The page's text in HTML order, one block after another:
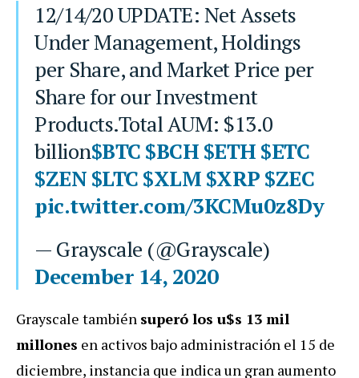
12/14/20 UPDATE: Net Assets
Under Management, Holdings
per Share, and Market Price per
Share for our Investment
Products.Total AUM: $13.0
billion$BTC $BCH $ETH $ETC
$ZEN $LTC $XLM $XRP $ZEC
pic.twitter.com/3KCMu0z8Dy
— Grayscale (@Grayscale)
December 14, 2020
Grayscale también superó los u$s 13 mil
millones en activos bajo administración el 15 de
diciembre, instancia que indica un gran aumento